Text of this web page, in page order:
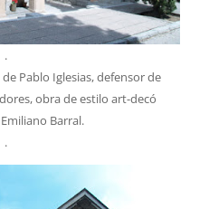
.
Pablo Iglesias, defensor de
obra de estilo art-decó
Barral.
.